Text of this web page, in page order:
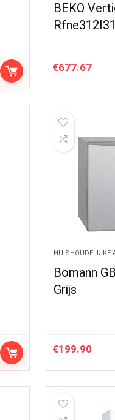
BEKO
€677.67
HUISHOUDELIJKE
Bomann
Grijs
€199.90